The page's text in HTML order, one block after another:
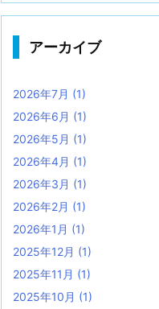
アーカイブ
2026年7月 (1)
2026年6月 (1)
2026年5月 (1)
2026年4月 (1)
2026年3月 (1)
2026年2月 (1)
2026年1月 (1)
2025年12月 (1)
2025年11月 (1)
2025年10月 (1)